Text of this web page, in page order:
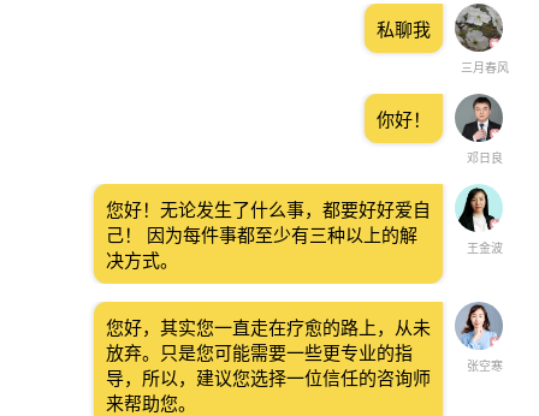
三月春风
私聊我
邓日良
你好！
王金波
您好！无论发生了什么事，都要好好爱自
己！ 因为每件事都至少有三种以上的解
决方式。
张空寒
您好，其实您一直走在疗愈的路上，从未
放弃。只是您可能需要一些更专业的指
导，所以，建议您选择一位信任的咨询师
来帮助您。